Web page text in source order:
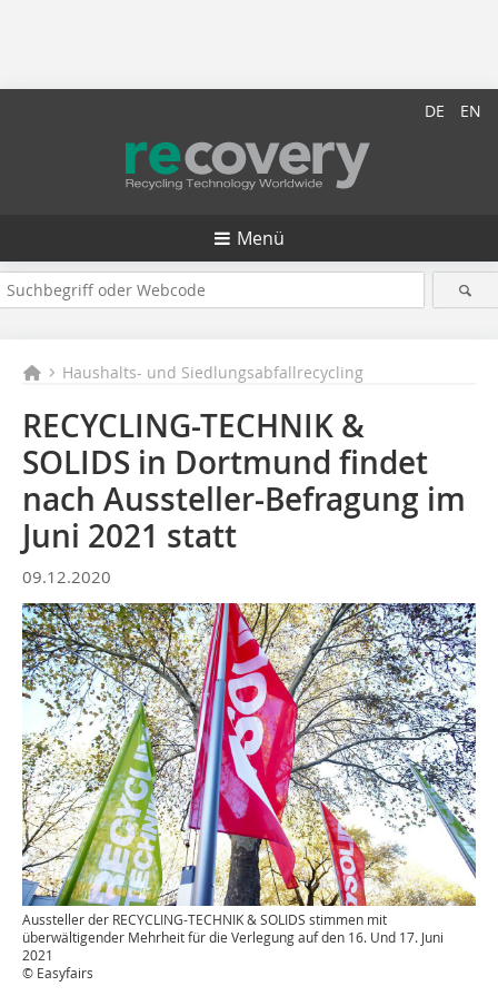
DE EN
Menü
Haushalts- und Siedlungsabfallrecycling
RECYCLING-TECHNIK &
SOLIDS in Dortmund findet
nach Aussteller-Befragung im
Juni 2021 statt
09.12.2020
Aussteller der RECYCLING-TECHNIK & SOLIDS stimmen mit
überwältigender Mehrheit für die Verlegung auf den 16. Und 17. Juni
2021
© Easyfairs